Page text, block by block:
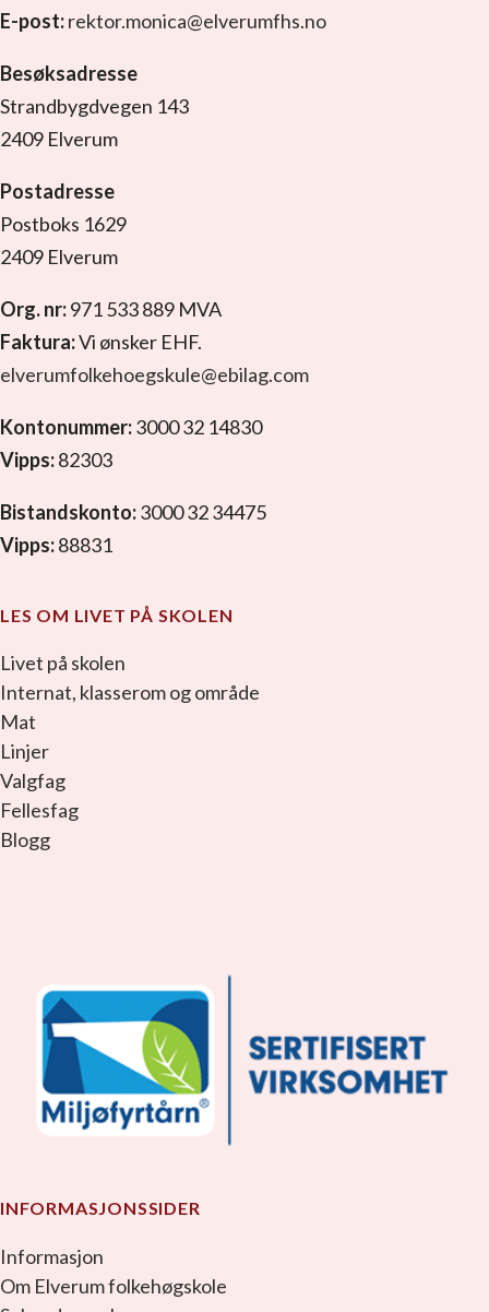
E-post:rektor.monica@elverumfhs.no
Besøksadresse
Strandbygdvegen 143
2409 Elverum
Postadresse
Postboks 1629
2409 Elverum
Org. nr:971 533 889 MVA
Faktura:Vi ønsker EHF.
elverumfolkehoegskule@ebilag.com
Kontonummer:3000 32 14830
Vipps:82303
Bistandskonto:3000 32 34475
Vipps:88831
LES OM LIVET PÅ SKOLEN
Livet på skolen
Internat, klasserom og område
Mat
Linjer
Valgfag
Fellesfag
Blogg
INFORMASJONSSIDER
Informasjon
Om Elverum folkehøgskole